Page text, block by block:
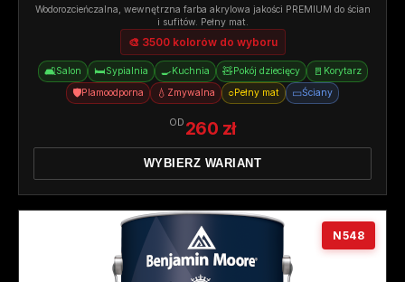
Wodorozcieńczalna, wewnętrzna farba akrylowa jakości PREMIUM do ścian
i sufitów. Pełny mat.
🎨 3500 kolorów do wyboru
🛋️Salon 🛏️Sypialnia 🍳Kuchnia 🧸Pokój dziecięcy 🚪 Korytarz
🛡️Plamoodporna 💧 Zmywalna ○Pełny mat ▭Ściany
OD 260 zł
WYBIERZ WARIANT
N548